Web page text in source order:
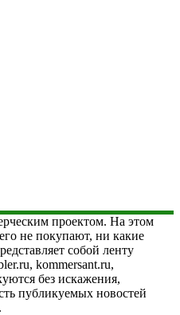
проектом. На этом
не покупают, ни какие
собой ленту
kommersant.ru,
без искажения,
публикуемых новостей